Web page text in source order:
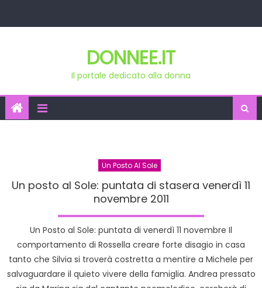
DONNEE.IT
Il portale dedicato alla donna
Un Posto Al Sole
Un posto al Sole: puntata di stasera venerdì 11
novembre 2011
Un Posto al Sole: puntata di venerdì 11 novembre Il
comportamento di Rossella creare forte disagio in casa
tanto che Silvia si troverà costretta a mentire a Michele per
salvaguardare il quieto vivere della famiglia. Andrea pressato